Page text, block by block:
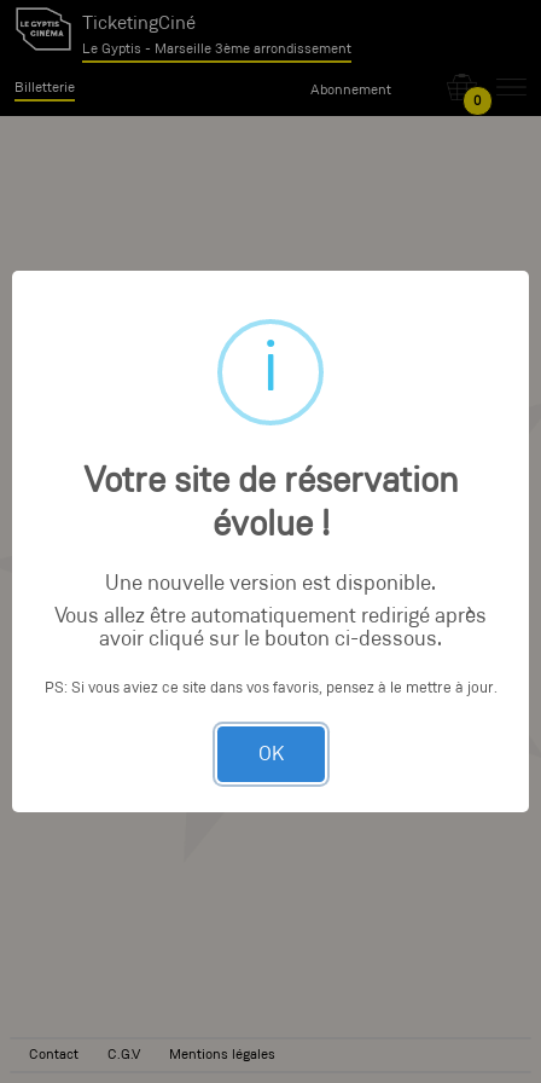
TicketingCiné
Le Gyptis - Marseille 3ème arrondissement
Billetterie Abonnement
0
Contact C.G.V Mentions légales
Votre site de réservation
évolue !
Une nouvelle version est disponible.
Vous allez être automatiquement redirigé après
avoir cliqué sur le bouton ci-dessous.
PS: Si vous aviez ce site dans vos favoris, pensez à le mettre à jour.
OK